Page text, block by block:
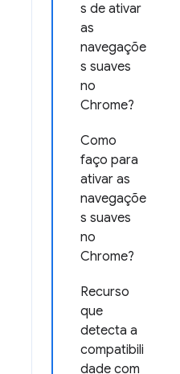
s de ativar
as
navegaçõe
s suaves
no
Chrome?
Como
faço para
ativar as
navegaçõe
s suaves
no
Chrome?
Recurso
que
detecta a
compatibili
dade com